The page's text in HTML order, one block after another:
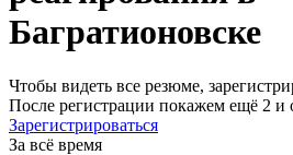
Багратионовске
Чтобы видеть все резюме,
После регистрации покажем ещё 2 и
Зарегистрироваться
За всё время